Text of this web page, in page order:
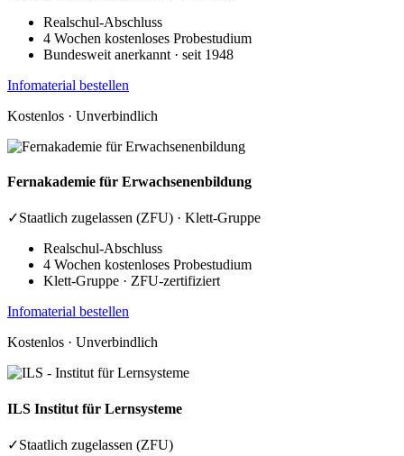
Realschul-Abschluss
4 Wochen kostenloses Probestudium
Bundesweit anerkannt · seit 1948
Infomaterial bestellen
Kostenlos · Unverbindlich
Fernakademie für Erwachsenenbildung
✓Staatlich zugelassen (ZFU) · Klett-Gruppe
Realschul-Abschluss
4 Wochen kostenloses Probestudium
Klett-Gruppe · ZFU-zertifiziert
Infomaterial bestellen
Kostenlos · Unverbindlich
ILS Institut für Lernsysteme
✓Staatlich zugelassen (ZFU)